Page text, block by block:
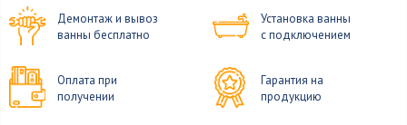
Демонтаж и вывоз
ванны бесплатно
Установка ванны
с подключением
Оплата при
получении
Гарантия на
продукцию